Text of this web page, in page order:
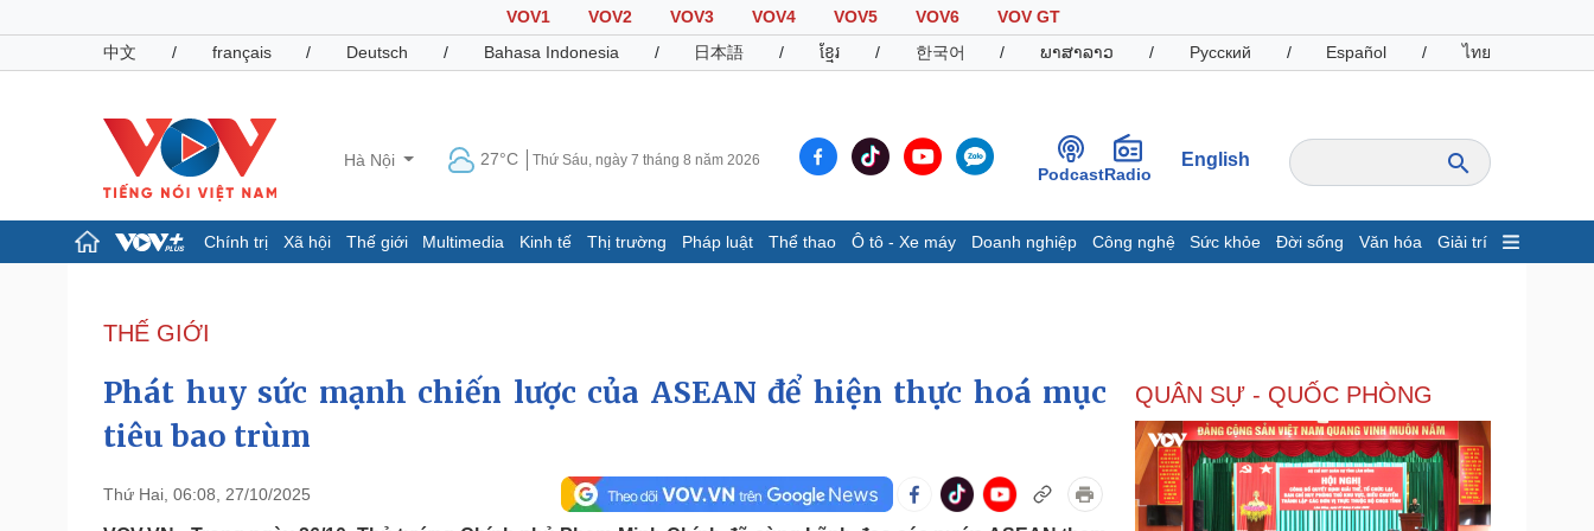
VOV1 VOV2 VOV3 VOV4 VOV5 VOV6
VOV GT
中文
/ français / Deutsch / Bahasa Indonesia / 日本語 / ខ្មែរ / 한국어 / ພາສາລາວ / Русский / Español / ไทย
Hà Nội 27°C Thứ Sáu, ngày 7 tháng 8 năm 2026
PodcastRadio
English
Chính trị Xã hội Thế giới Multimedia Kinh tế Thị trường Pháp luật Thể thao Ô tô - Xe máy Doanh nghiệp Công nghệ Sức khỏe Đời sống Văn hóa Giải trí
Đảng
Tổ chức nhân sự
Nhận diện sự thật
Dấu ấn VOV
Hồ sơ
Infographic
Chứng khoán
Giá cà phê
Pháp luật
Thể thao
Ô tô - Xe máy
Doanh nghiệp
Thông tin doanh nghiệp
Công nghệ
Sành điệu
THẾ GIỚI
Phát huy sức mạnh chiến lược của ASEAN để hiện thực hoá mục
tiêu bao trùm
Thứ Hai, 06:08, 27/10/2025
QUÂN SỰ - QUỐC PHÒNG